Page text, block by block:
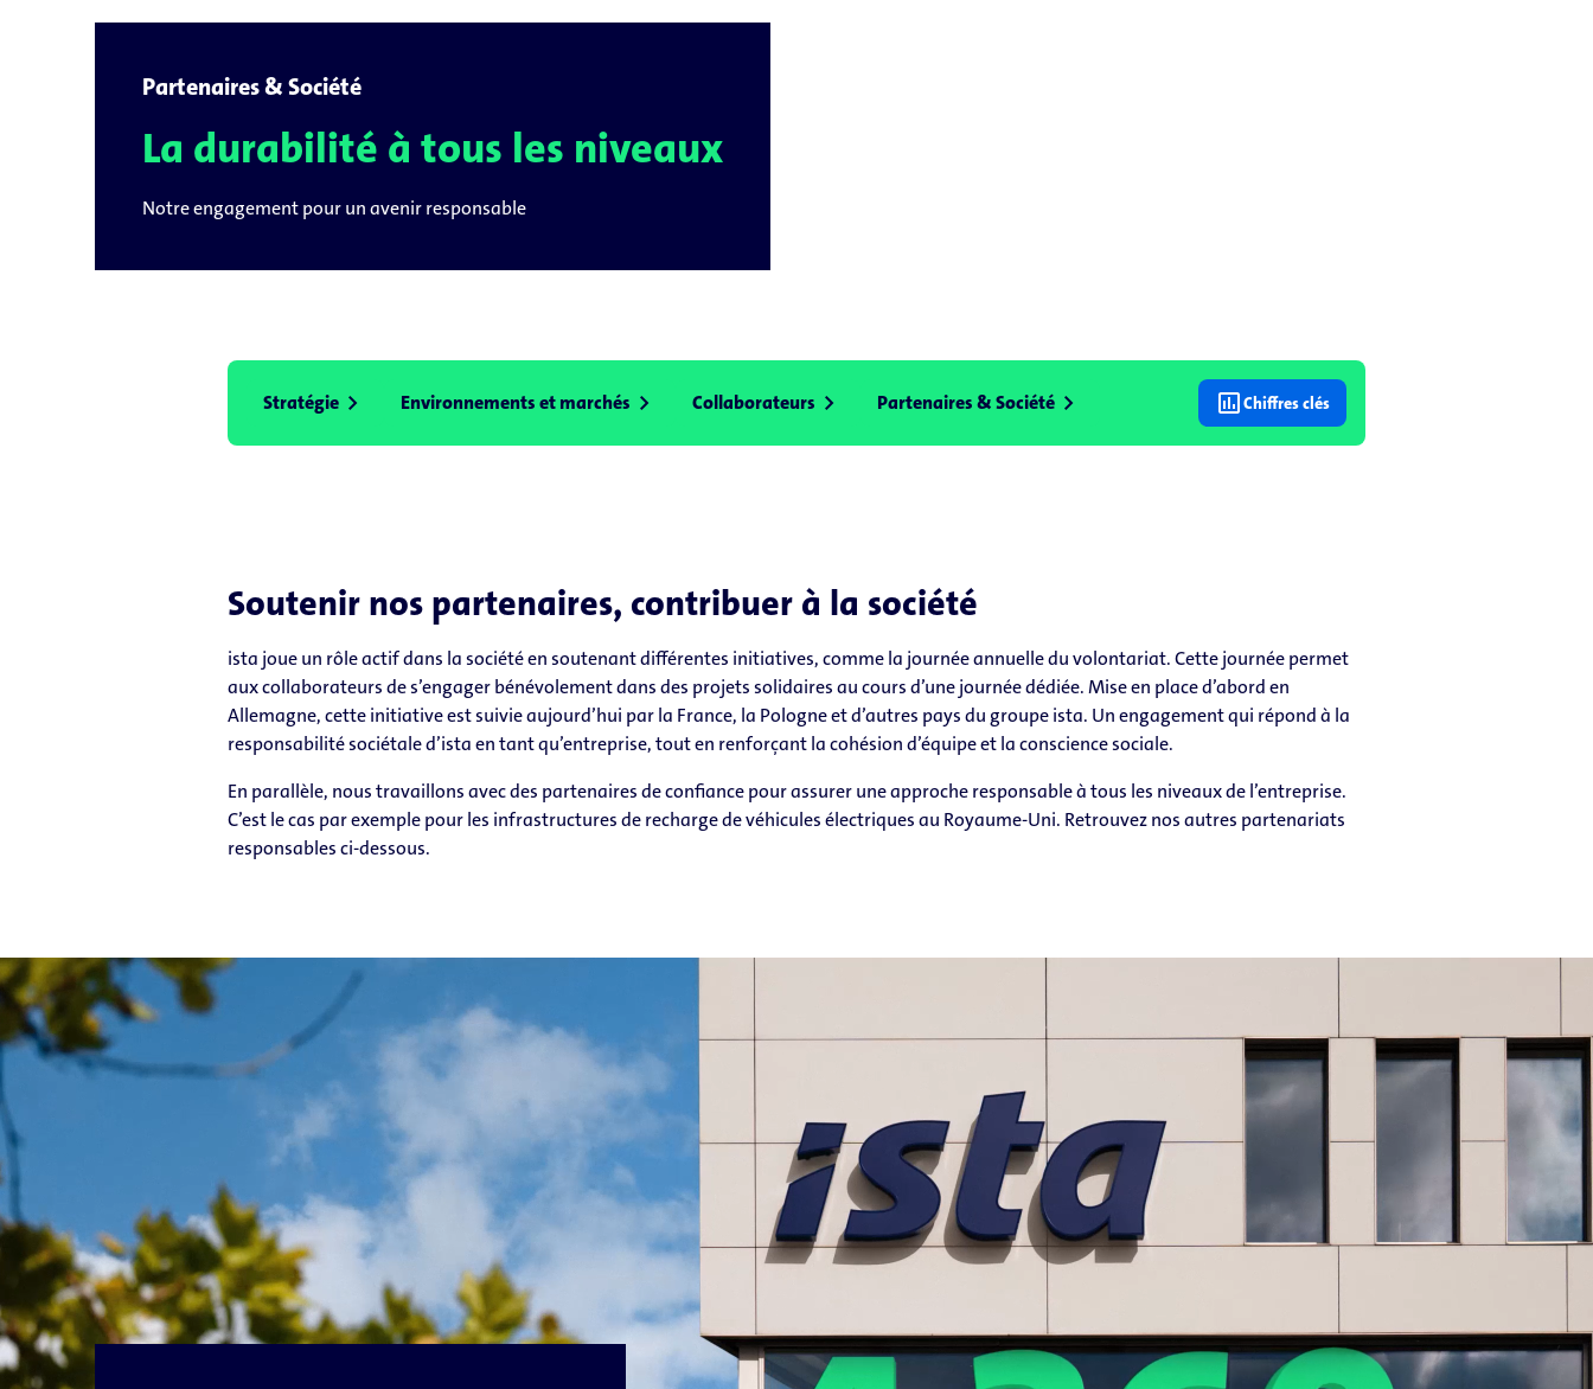
Partenaires & Société
La durabilité à tous les niveaux
Notre engagement pour un avenir responsable
Stratégie chevron_right Environnements et marchés chevron_right Collaborateurs chevron_right Partenaires & Société chevron_right insert_chartChiffres clés
Soutenir nos partenaires, contribuer à la société
ista joue un rôle actif dans la société en soutenant différentes initiatives, comme la journée annuelle du volontariat. Cette journée permet
aux collaborateurs de s’engager bénévolement dans des projets solidaires au cours d’une journée dédiée. Mise en place d’abord en
Allemagne, cette initiative est suivie aujourd’hui par la France, la Pologne et d’autres pays du groupe ista. Un engagement qui répond à la
responsabilité sociétale d’ista en tant qu’entreprise, tout en renforçant la cohésion d’équipe et la conscience sociale.
En parallèle, nous travaillons avec des partenaires de confiance pour assurer une approche responsable à tous les niveaux de l’entreprise.
C’est le cas par exemple pour les infrastructures de recharge de véhicules électriques au Royaume-Uni. Retrouvez nos autres partenariats
responsables ci-dessous.